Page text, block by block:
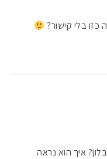
כזו בלי קישור?
איך הוא נראה